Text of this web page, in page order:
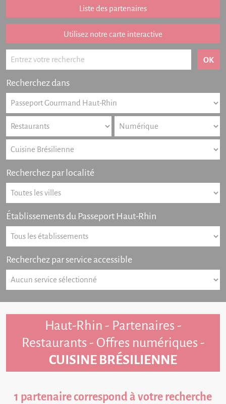
Addition remboursée
Points de vente
Listing des newsletters
Offres numériques
Partenariat
FAQ
Livre d'or
Contact
Liste des partenaires
Utilisez notre carte interactive
Recherchez dans
Recherchez par localité
Établissements du Passeport Haut-Rhin
Recherchez par service accessible
Haut-Rhin - Partenaires -
Restaurants - Offres numériques -
CUISINE BRÉSILIENNE
1 partenaire correspond à votre recherche